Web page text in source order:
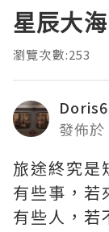
星辰大海
瀏覽次數:253
Doris6
發佈
旅途終究是
有些事，若
有些人，若